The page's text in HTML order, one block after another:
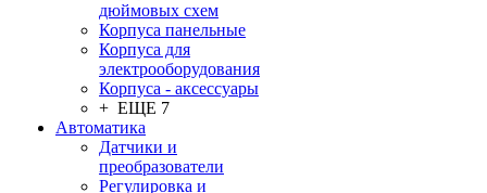
дюймовых схем
Корпуса панельные
Корпуса для
электрооборудования
Корпуса - аксессуары
+ ЕЩЕ 7
Автоматика
Датчики и
преобразователи
Регулировка и